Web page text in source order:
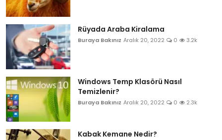
Rüyada Araba Kiralama
Buraya Bakınız Aralık 20, 2022 0 3.2k
Windows Temp Klasörü Nasıl
Temizlenir?
Buraya Bakınız Aralık 20, 2022 0 2.3k
Kabak Kemane Nedir?